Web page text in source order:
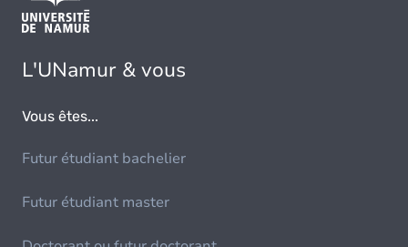
L'UNamur & vous
Vous êtes...
Futur étudiant bachelier
Futur étudiant master